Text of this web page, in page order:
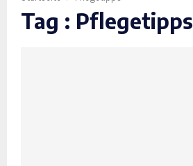
Tag : Pflegetipps